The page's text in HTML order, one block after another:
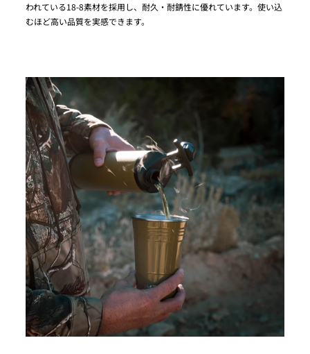
われている18-8素材を採用し、耐久・耐錆性に優れています。使い込
むほど高い品質を実感できます。